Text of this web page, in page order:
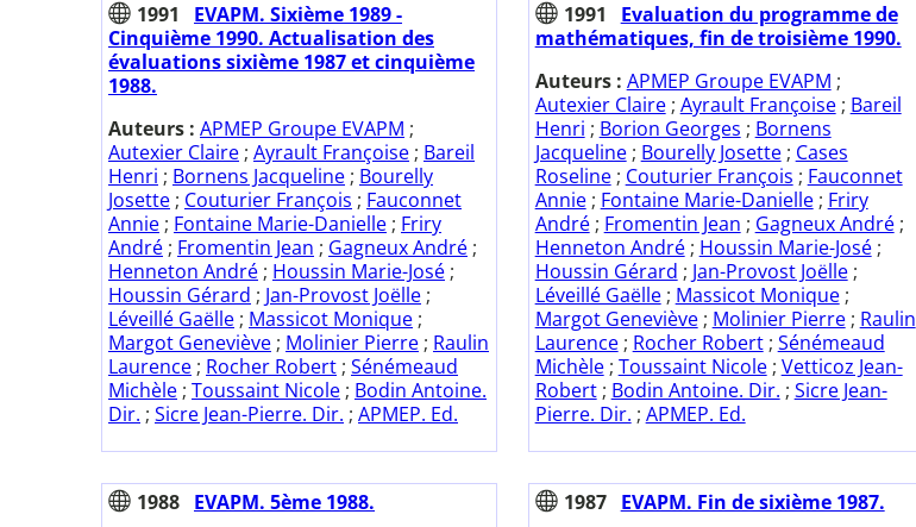
1991
EVAPM. Sixième 1989 -
Cinquième 1990. Actualisation des
évaluations sixième 1987 et cinquième
1988.
Auteurs : APMEP Groupe EVAPM ;
Autexier Claire ; Ayrault Françoise ; Bareil
Henri ; Bornens Jacqueline ; Bourelly
Josette ; Couturier François ; Fauconnet
Annie ; Fontaine Marie-Danielle ; Friry
André ; Fromentin Jean ; Gagneux André ;
Henneton André ; Houssin Marie-José ;
Houssin Gérard ; Jan-Provost Joëlle ;
Léveillé Gaëlle ; Massicot Monique ;
Margot Geneviève ; Molinier Pierre ; Raulin
Laurence ; Rocher Robert ; Sénémeaud
Michèle ; Toussaint Nicole ; Bodin Antoine.
Dir. ; Sicre Jean-Pierre. Dir. ; APMEP. Ed.
1991
Evaluation du programme de
mathématiques, fin de troisième 1990.
Auteurs : APMEP Groupe EVAPM ;
Autexier Claire; Ayrault Françoise; Bareil
Henri ; Borion Georges ; Bornens
Jacqueline; Bourelly Josette; Cases
Roseline; Couturier François ; Fauconnet
Annie; Fontaine Marie-Danielle; Friry
André; Fromentin Jean ; Gagneux André;
Henneton André; Houssin Marie-José;
Houssin Gérard ; Jan-Provost Joëlle;
Léveillé Gaëlle; Massicot Monique;
Margot Geneviève; Molinier Pierre; Raulin
Laurence; Rocher Robert; Sénémeaud
Michèle; Toussaint Nicole; Vetticoz Jean-
Robert; Bodin Antoine. Dir. ; Sicre Jean-
Pierre. Dir. ; APMEP. Ed.
1988 EVAPM. 5ème 1988.
1987
EVAPM. Fin de sixième 1987.